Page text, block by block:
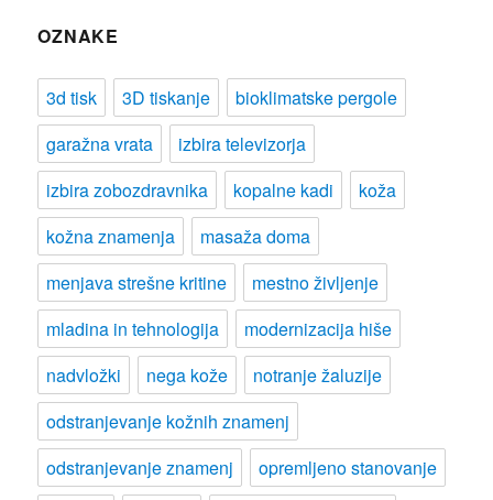
OZNAKE
3d tisk 3D tiskanje
bioklimatske pergole
garažna vrata
izbira televizorja
izbira zobozdravnika
kopalne kadi
koža
kožna znamenja
masaža doma
menjava strešne kritine
mestno življenje
mladina in tehnologija
modernizacija hiše
nadvložki
nega kože
notranje žaluzije
odstranjevanje kožnih znamenj
odstranjevanje znamenj
opremljeno stanovanje